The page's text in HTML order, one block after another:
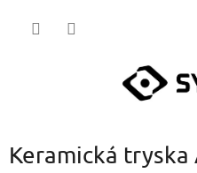
Keramická tryska